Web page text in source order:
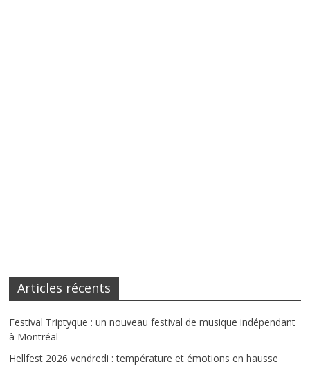
Articles récents
Festival Triptyque : un nouveau festival de musique indépendant
à Montréal
Hellfest 2026 vendredi : température et émotions en hausse